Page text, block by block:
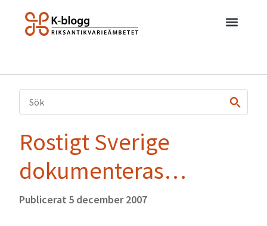
Rostigt Sverige
dokumenteras…
Publicerat 5 december 2007